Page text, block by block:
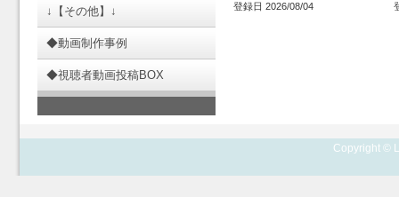
↓【その他】↓
◆動画制作事例
◆視聴者動画投稿BOX
登録日 2026/08/04
Copyright ©